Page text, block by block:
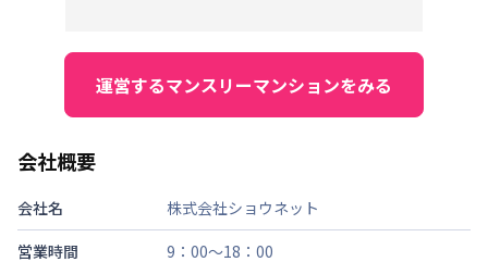
運営するマンスリーマンションをみる
会社概要
会社名
株式会社ショウネット
営業時間
9：00～18：00